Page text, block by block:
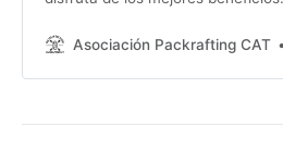
Como socio, formarás parte de una
promoción segura y responsable
socio aquí Información de la
Asociación Packrafting CAT